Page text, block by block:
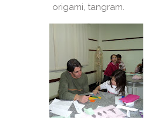
origami, tangram.